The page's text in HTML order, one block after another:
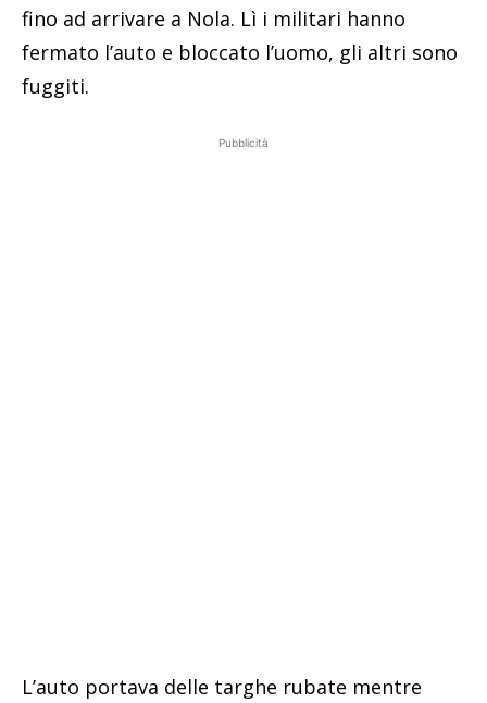
fino ad arrivare a Nola. Lì i militari hanno
fermato l’auto e bloccato l’uomo, gli altri sono
fuggiti.
Pubblicità
L’auto portava delle targhe rubate mentre